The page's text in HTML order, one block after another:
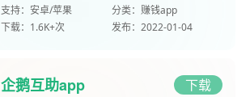
支持： 安卓/苹果 分类： 赚钱app
下载： 1.6K+次 发布： 2022-01-04
企鹅互助app 下载